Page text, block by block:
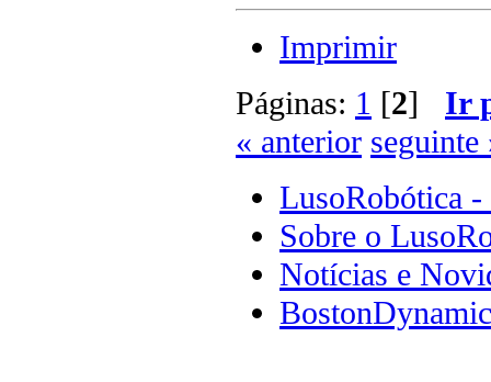
Imprimir
Páginas: 1 [2] Ir
« anterior seguinte
LusoRobótica -
Sobre o
Notícias e